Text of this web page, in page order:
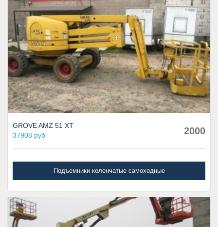
GROVE AMZ 51 XT
37908 руб
2000
Подъемники коленчатые самоходные